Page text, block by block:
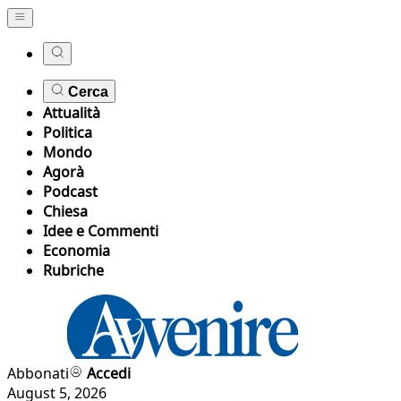
Cerca
Attualità
Politica
Mondo
Agorà
Podcast
Chiesa
Idee e Commenti
Economia
Rubriche
Abbonati
Accedi
August 5, 2026